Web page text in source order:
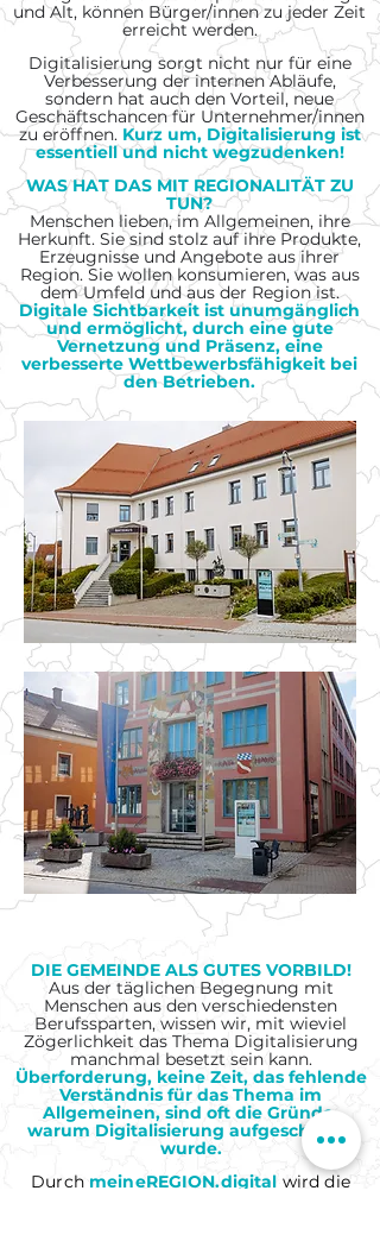
und Alt, können Bürger/innen zu jeder Zeit
erreicht werden.
Digitalisierung sorgt nicht nur für eine
Verbesserung der internen Abläufe,
sondern hat auch den Vorteil, neue
Geschäftschancen für Unternehmer/innen
zu eröffnen. Kurz um, Digitalisierung ist
essentiell und nicht wegzudenken!
WAS HAT DAS MIT REGIONALITÄT ZU
TUN?
Menschen lieben, im Allgemeinen, ihre
Herkunft. Sie sind stolz auf ihre Produkte,
Erzeugnisse und Angebote aus ihrer
Region. Sie wollen konsumieren, was aus
dem Umfeld und aus der Region ist.
Digitale Sichtbarkeit ist unumgänglich
und ermöglicht, durch eine gute
Vernetzung und Präsenz, eine
verbesserte Wettbewerbsfähigkeit bei
den Betrieben.
DIE GEMEINDE ALS GUTES VORBILD!
Aus der täglichen Begegnung mit
Menschen aus den verschiedensten
Berufssparten, wissen wir, mit wieviel
Zögerlichkeit das Thema Digitalisierung
manchmal besetzt sein kann.
Überforderung, keine Zeit, das fehlende
Verständnis für dasThema im
Allgemeinen, sind oft die Gründe,
warum Digitalisierung aufgeschoben
wurde.
Durch meineREGION.digital wird die